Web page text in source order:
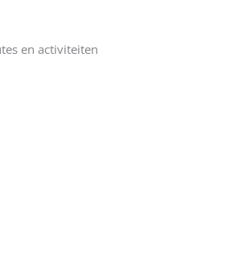
en activiteiten